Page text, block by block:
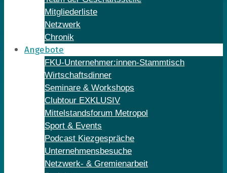
Mitgliederliste
Netzwerk
Chronik
Angebote
FKU-Unternehmer:innen-Stammtisch
Wirtschaftsdinner
Seminare & Workshops
Clubtour EXKLUSIV
Mittelstandsforum Metropol
Sport & Events
Podcast Kiezgespräche
Unternehmensbesuche
Netzwerk- & Gremienarbeit